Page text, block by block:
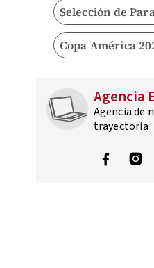
Selección de
Copa América
Agencia
Agencia de
trayectoria